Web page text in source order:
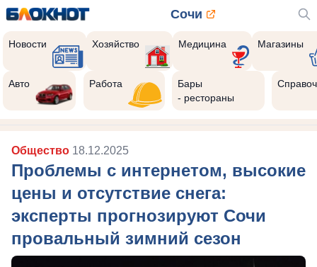
Сочи
Новости Хозяйство Медицина Магазины
Авто Работа
Бары
- рестораны
Общество 18.12.2025
Проблемы с интернетом, высокие
цены и отсутствие снега:
эксперты прогнозируют Сочи
провальный зимний сезон